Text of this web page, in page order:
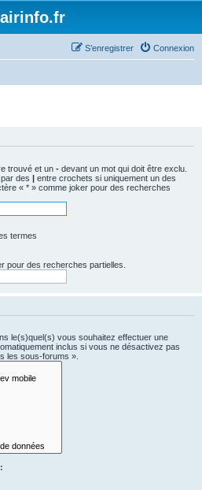
Connexion
S’enregistrer
trouvé et un - devant un mot qui doit être exclu.
des | entre crochets si uniquement un des
« * » comme joker pour des recherches
termes
pour des recherches partielles.
le(s)quel(s) vous souhaitez effectuer une
inclus si vous ne désactivez pas
les sous-forums ».